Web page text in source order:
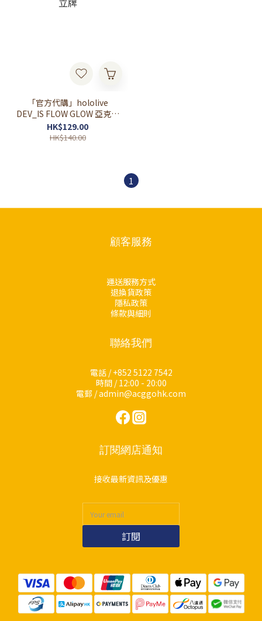
「官方代購」hololive
DEV_IS FLOW GLOW 亞克力
立牌
HK$129.00
HK$140.00
1
顧客服務
運送服務方式
退換貨政策
隱私政策
條款與細則
聯絡我們
電話 / +852 5122 7542
時間 / 12:00 - 20:00
電郵 / admin@acggohk.com
訂閱網店通知
接收最新資訊及優惠
訂閱